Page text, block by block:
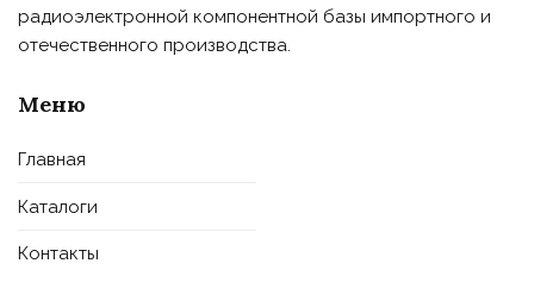
радиоэлектронной компонентной базы импортного и
отечественного производства.
Меню
Главная
Каталоги
Контакты